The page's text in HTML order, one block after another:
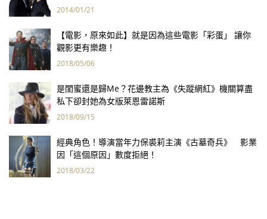
2014/01/21
【電影，原來如此】就是因為這些電影「彩蛋」 讓你
觀影更有樂趣！
2018/05/06
是閨蜜還是歸Me？花邊教主為《失蹤網紅》機關算盡
私下卻封她為女版萊恩雷諾斯
2018/09/15
經典角色！導演當年力保裘莉主演《古墓奇兵》 影業
因「這個原因」數度拒絕！
2018/03/22